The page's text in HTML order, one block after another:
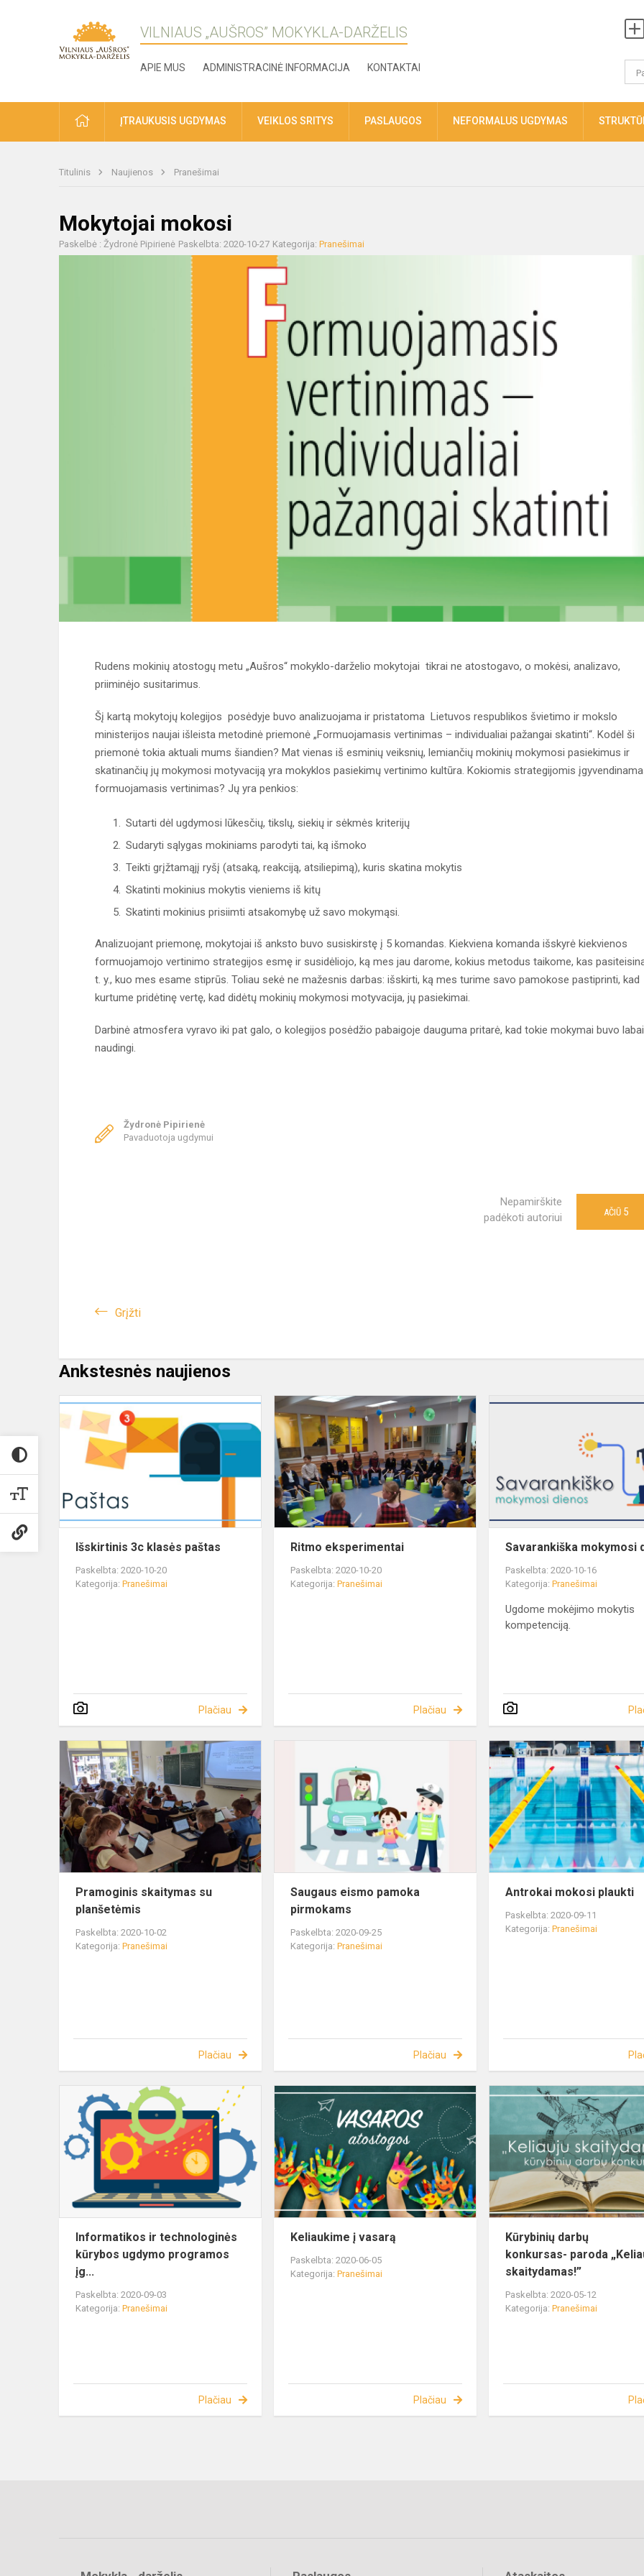
VILNIAUS „AUŠROS” MOKYKLA-DARŽELIS
APIE MUS ADMINISTRACINĖ INFORMACIJA KONTAKTAI
ĮTRAUKUSIS UGDYMAS VEIKLOS SRITYS PASLAUGOS NEFORMALUS UGDYMAS
Titulinis Naujienos Pranešimai
Mokytojai mokosi
Paskelbė : Žydronė Pipirienė Paskelbta: 2020-10-27 Kategorija: Pranešimai
Rudens mokinių atostogų metu „Aušros“ mokyklo-darželio mokytojai tikrai ne atostogavo, o mokėsi, analizavo,
priiminėjo susitarimus.
Šį kartą mokytojų kolegijos posėdyje buvo analizuojama ir pristatoma Lietuvos respublikos švietimo ir mokslo
ministerijos naujai išleista metodinė priemonė „Formuojamasis vertinimas – individualiai pažangai skatinti“. Kodėl ši
priemonė tokia aktuali mums šiandien? Mat vienas iš esminių veiksnių, lemiančių mokinių mokymosi pasiekimus ir
skatinančių jų mokymosi motyvaciją yra mokyklos pasiekimų vertinimo kultūra. Kokiomis strategijomis
formuojamasis vertinimas? Jų yra penkios:
Sutarti dėl ugdymosi lūkesčių, tikslų, siekių ir sėkmės kriterijų
Sudaryti sąlygas mokiniams parodyti tai, ką išmoko
Teikti grįžtamąjį ryšį (atsaką, reakciją, atsiliepimą), kuris skatina mokytis
Skatinti mokinius mokytis vieniems iš kitų
Skatinti mokinius prisiimti atsakomybę už savo mokymąsi.
Analizuojant priemonę, mokytojai iš anksto buvo susiskirstę į 5 komandas. Kiekviena komanda išskyrė kiekvienos
formuojamojo vertinimo strategijos esmę ir susidėliojo, ką mes jau darome, kokius metodus taikome, kas
t. y., kuo mes esame stiprūs. Toliau sekė ne mažesnis darbas: išskirti, ką mes turime savo pamokose pastiprinti, kad
kurtume pridėtinę vertę, kad didėtų mokinių mokymosi motyvacija, jų pasiekimai.
Darbinė atmosfera vyravo iki pat galo, o kolegijos posėdžio pabaigoje dauguma pritarė, kad tokie mokymai buvo labai
naudingi.
Žydronė Pipirienė
Pavaduotoja ugdymui
Nepamirškite
padėkoti autoriui
AČIŪ 5
Grįžti
Ankstesnės naujienos
Išskirtinis 3c klasės paštas
Paskelbta: 2020-10-20
Kategorija: Pranešimai
Plačiau
Ritmo eksperimentai
Paskelbta: 2020-10-20
Kategorija:Pranešimai
Plačiau
Savarankiška mokymosi
Paskelbta: 2020-10-16
Kategorija:Pranešimai
Ugdome mokėjimo mokytis
kompetenciją.
Pramoginis skaitymas su
planšetėmis
Paskelbta: 2020-10-02
Kategorija: Pranešimai
Plačiau
Saugaus eismo pamoka
pirmokams
Paskelbta: 2020-09-25
Kategorija:Pranešimai
Plačiau
Antrokai mokosi plaukti
Paskelbta: 2020-09-11
Kategorija:Pranešimai
Informatikos ir technologinės
kūrybos ugdymo programos
įg...
Paskelbta: 2020-09-03
Kategorija: Pranešimai
Plačiau
Keliaukime į vasarą
Paskelbta: 2020-06-05
Kategorija:Pranešimai
Plačiau
Kūrybinių darbų
konkursas- paroda
skaitydamas!”
Paskelbta: 2020-05-12
Kategorija:Pranešimai